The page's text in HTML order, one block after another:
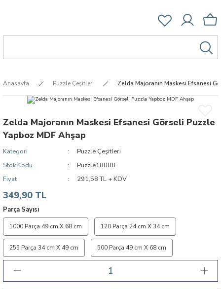
Anasayfa Puzzle Çeşitleri Zelda Majoranın Maskesi Efsanesi
Zelda Majoranın Maskesi Efsanesi Görseli Puzzle
Yapboz MDF Ahşap
Kategori
Puzzle Çeşitleri
Stok Kodu
Puzzle18008
Fiyat
291,58 TL + KDV
349,90 TL
Parça Sayısı
1000 Parça 49 cm X 68 cm 120 Parça 24 cm X 34 cm
255 Parça 34 cm X 49 cm 500 Parça 49 cm X 68 cm